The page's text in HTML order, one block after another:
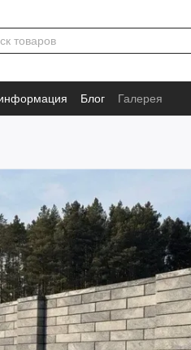
Блог Галерея